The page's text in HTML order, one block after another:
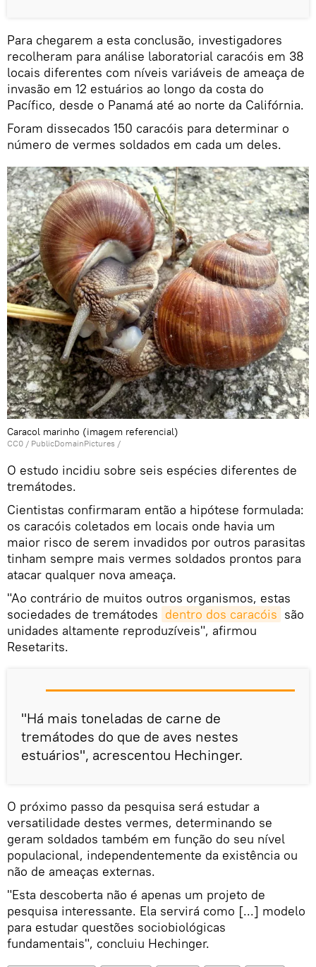
Para chegarem a esta conclusão, investigadores
recolheram para análise laboratorial caracóis em 38
locais diferentes com níveis variáveis de ameaça de
invasão em 12 estuários ao longo da costa do
Pacífico, desde o Panamá até ao norte da Califórnia.
Foram dissecados 150 caracóis para determinar o
número de vermes soldados em cada um deles.
Caracol marinho (imagem referencial)
CC0 / PublicDomainPictures /
O estudo incidiu sobre seis espécies diferentes de
tremátodes.
Cientistas confirmaram então a hipótese formulada:
os caracóis coletados em locais onde havia um
maior risco de serem invadidos por outros parasitas
tinham sempre mais vermes soldados prontos para
atacar qualquer nova ameaça.
"Ao contrário de muitos outros organismos, estas
sociedades de tremátodes dentro dos caracóis são
unidades altamente reproduzíveis", afirmou
Resetarits.
"Há mais toneladas de carne de
tremátodes do que de aves nestes
estuários", acrescentou Hechinger.
O próximo passo da pesquisa será estudar a
versatilidade destes vermes, determinando se
geram soldados também em função do seu nível
populacional, independentemente da existência ou
não de ameaças externas.
"Esta descoberta não é apenas um projeto de
pesquisa interessante. Ela servirá como [...] modelo
para estudar questões sociobiológicas
fundamentais", concluiu Hechinger.